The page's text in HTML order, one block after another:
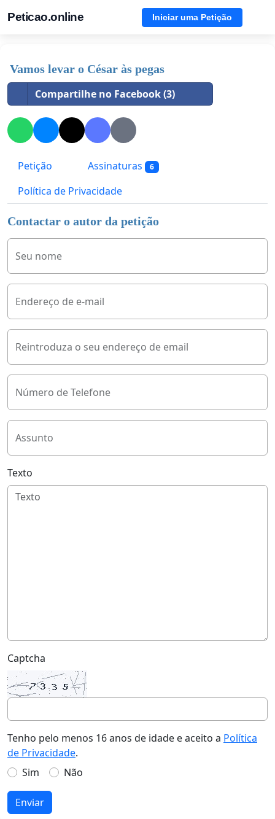
Peticao.online Iniciar uma Petição
Vamos levar o César às pegas
Compartilhe no Facebook (3)
Petição Assinaturas 6
Política de Privacidade
Contactar o autor da petição
Seu nome
Endereço de e-mail
Reintroduza o seu endereço de email
Número de Telefone
Assunto
Texto
Captcha
Tenho pelo menos 16 anos de idade e aceito a Política
de Privacidade.
Sim
Não
Enviar